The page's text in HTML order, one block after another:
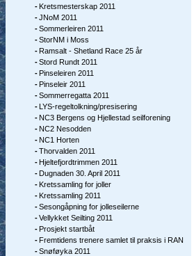
-Kretsmesterskap 2011
-JNoM 2011
-Sommerleiren 2011
-StorNM i Moss
-Ramsalt - Shetland Race 25 år
-Stord Rundt 2011
-Pinseleiren 2011
-Pinseleir 2011
-Sommerregatta 2011
-LYS-regeltolkning/presisering
-NC3 Bergens og Hjellestad seilforening
-NC2 Nesodden
-NC1 Horten
-Thorvalden 2011
-Hjeltefjordtrimmen 2011
-Dugnaden 30. April 2011
-Kretssamling for joller
-Kretssamling 2011
-Sesongåpning for jolleseilerne
-Vellykket Seilting 2011
-Prosjekt startbåt
-Fremtidens trenere samlet til praksis i RAN
-Snøføyka 2011